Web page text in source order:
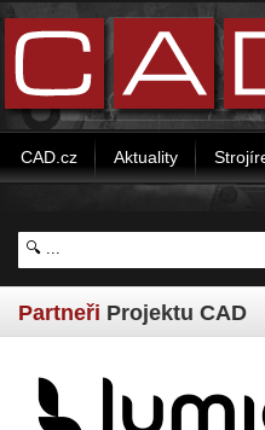
CAD.cz Aktuality
Partneři Projektu CAD